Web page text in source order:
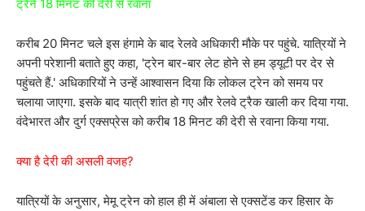
ट्रेनें 18 मिनट की देरी से रवाना
करीब 20 मिनट चले इस हंगामे के बाद रेलवे अधिकारी मौके पर पहुंचे. यात्रियों ने
अपनी परेशानी बताते हुए कहा, 'ट्रेन बार-बार लेट होने से हम ड्यूटी पर देर से
पहुंचते हैं.' अधिकारियों ने उन्हें आश्वासन दिया कि लोकल ट्रेन को समय पर
चलाया जाएगा. इसके बाद यात्री शांत हो गए और रेलवे ट्रैक खाली कर दिया गया.
वंदेभारत और दुर्ग एक्सप्रेस को करीब 18 मिनट की देरी से रवाना किया गया.
क्या है देरी की असली वजह?
यात्रियों के अनुसार, मेमू ट्रेन को हाल ही में अंबाला से एक्सटेंड कर हिसार के